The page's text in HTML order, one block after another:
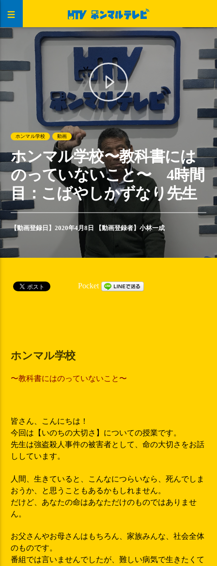
ホンマル学校 動画
ホンマル学校〜教科書には
のっていないこと〜 4時間
目：こばやしかずなり先生
【動画登録日】2020年4月8日 【動画登録者】小林一成
Pocket
ホンマル学校
〜教科書にはのっていないこと〜
皆さん、こんにちは！
今回は【いのちの大切さ】についての授業です。
先生は強盗殺人事件の被害者として、命の大切さをお話
ししています。
人間、生きていると、こんなにつらいなら、死んでしま
おうか、と思うこともあるかもしれません。
だけど、あなたの命はあなただけのものではありませ
ん。
お父さんやお母さんはもちろん、家族みんな、社会全体
のものです。
番組では言いませんでしたが、難しい病気で生きたくて